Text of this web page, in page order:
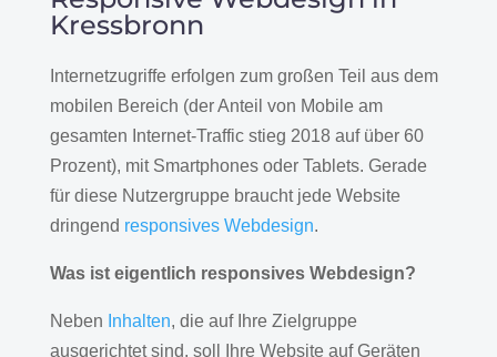
Kressbronn
Internetzugriffe erfolgen zum großen Teil aus dem
mobilen Bereich (der Anteil von Mobile am
gesamten Internet-Traffic stieg 2018 auf über 60
Prozent), mit Smartphones oder Tablets. Gerade
für diese Nutzergruppe braucht jede Website
dringend responsives Webdesign.
Was ist eigentlich responsives Webdesign?
Neben Inhalten, die auf Ihre Zielgruppe
ausgerichtet sind, soll Ihre Website auf Geräten